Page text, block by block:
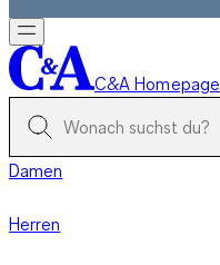
C&A Homepage
Damen
Herren